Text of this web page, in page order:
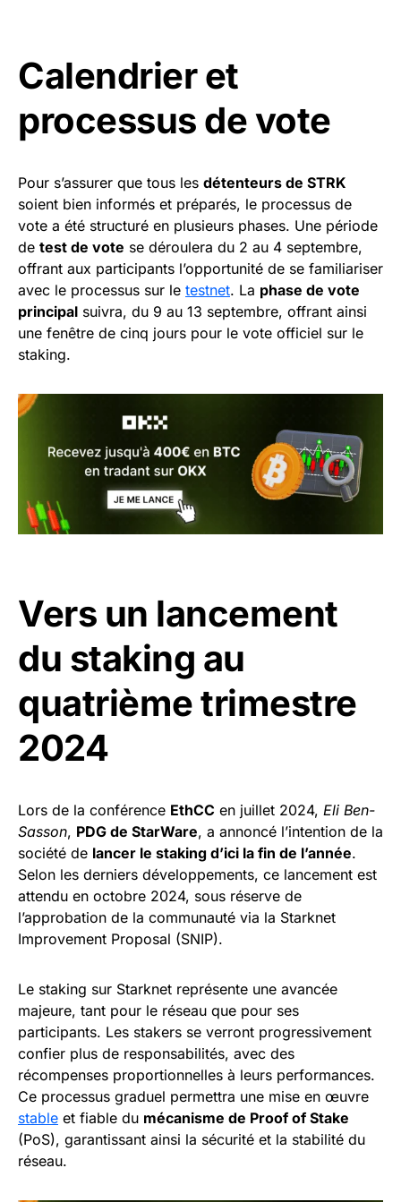
Calendrier et
processus de vote
Pour s’assurer que tous les détenteurs de STRK
soient bien informés et préparés, le processus de
vote a été structuré en plusieurs phases. Une période
de test de vote se déroulera du 2 au 4 septembre,
offrant aux participants l’opportunité de se familiariser
avec le processus sur le testnet. La phase de vote
principal suivra, du 9 au 13 septembre, offrant ainsi
une fenêtre de cinq jours pour le vote officiel sur le
staking.
Vers un lancement
du staking au
quatrième trimestre
2024
Lors de la conférence EthCC en juillet 2024, Eli Ben-
Sasson, PDG de StarWare, a annoncé l’intention de la
société de lancer le staking d’ici la fin de l’année.
Selon les derniers développements, ce lancement est
attendu en octobre 2024, sous réserve de
l’approbation de la communauté via la Starknet
Improvement Proposal (SNIP).
Le staking sur Starknet représente une avancée
majeure, tant pour le réseau que pour ses
participants. Les stakers se verront progressivement
confier plus de responsabilités, avec des
récompenses proportionnelles à leurs performances.
Ce processus graduel permettra une mise en œuvre
stable et fiable du mécanisme de Proof of Stake
(PoS), garantissant ainsi la sécurité et la stabilité du
réseau.